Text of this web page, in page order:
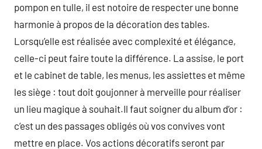
pompon en tulle, il est notoire de respecter une bonne
harmonie à propos de la décoration des tables.
Lorsqu’elle est réalisée avec complexité et élégance,
celle-ci peut faire toute la différence. La assise, le port
et le cabinet de table, les menus, les assiettes et même
les siège : tout doit goujonner à merveille pour réaliser
un lieu magique à souhait.Il faut soigner du album d’or :
c’est un des passages obligés où vos convives vont
mettre en place. Vos actions décoratifs seront par